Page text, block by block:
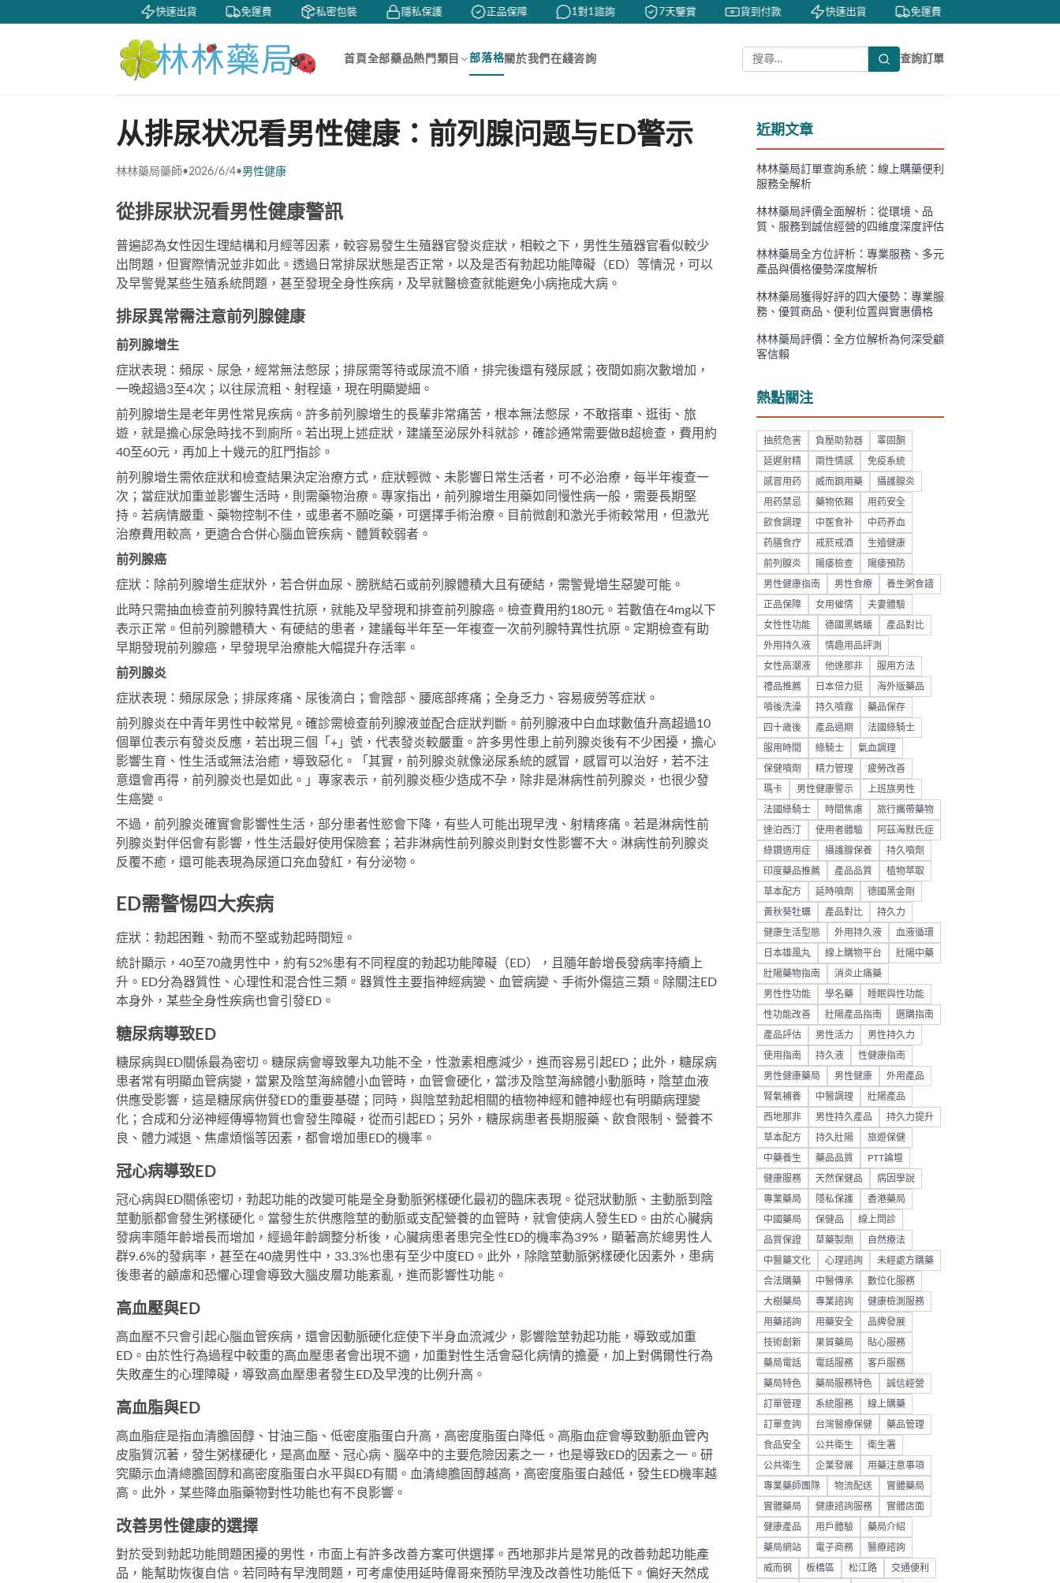
快速出貨 免運費 私密包裝 隱私保護 正品保障 1對1諮詢 7天鑒賞 貨到付款 快速出貨 免運費
首頁全部藥品熱門類目 部落格關於我們在綫咨詢 查詢訂單
从排尿状况看男性健康：前列腺问题与ED警示
林林藥局藥師•2026/6/4•男性健康
從排尿狀況看男性健康警訊
普遍認為女性因生理結構和月經等因素，較容易發生生殖器官發炎症狀，相較之下，男性生殖器官看似較少
出問題，但實際情況並非如此。透過日常排尿狀態是否正常，以及是否有勃起功能障礙（ED）等情況，可以
及早警覺某些生殖系統問題，甚至發現全身性疾病，及早就醫檢查就能避免小病拖成大病。
排尿異常需注意前列腺健康
前列腺增生
症狀表現：頻尿、尿急，經常無法憋尿；排尿需等待或尿流不順，排完後還有殘尿感；夜間如廁次數增加，
一晚超過3至4次；以往尿流粗、射程遠，現在明顯變細。
前列腺增生是老年男性常見疾病。許多前列腺增生的長輩非常痛苦，根本無法憋尿，不敢搭車、逛街、旅
遊，就是擔心尿急時找不到廁所。若出現上述症狀，建議至泌尿外科就診，確診通常需要做B超檢查，費用約
40至60元，再加上十幾元的肛門指診。
前列腺增生需依症狀和檢查結果決定治療方式，症狀輕微、未影響日常生活者，可不必治療，每半年複查一
次；當症狀加重並影響生活時，則需藥物治療。專家指出，前列腺增生用藥如同慢性病一般，需要長期堅
持。若病情嚴重、藥物控制不佳，或患者不願吃藥，可選擇手術治療。目前微創和激光手術較常用，但激光
治療費用較高，更適合合併心腦血管疾病、體質較弱者。
前列腺癌
症狀：除前列腺增生症狀外，若合併血尿、膀胱結石或前列腺體積大且有硬結，需警覺增生惡變可能。
此時只需抽血檢查前列腺特異性抗原，就能及早發現和排查前列腺癌。檢查費用約180元。若數值在4mg以下
表示正常。但前列腺體積大、有硬結的患者，建議每半年至一年複查一次前列腺特異性抗原。定期檢查有助
早期發現前列腺癌，早發現早治療能大幅提升存活率。
前列腺炎
症狀表現：頻尿尿急；排尿疼痛、尿後滴白；會陰部、腰底部疼痛；全身乏力、容易疲勞等症狀。
前列腺炎在中青年男性中較常見。確診需檢查前列腺液並配合症狀判斷。前列腺液中白血球數值升高超過10
個單位表示有發炎反應，若出現三個「+」號，代表發炎較嚴重。許多男性患上前列腺炎後有不少困擾，擔心
影響生育、性生活或無法治癒，導致惡化。「其實，前列腺炎就像泌尿系統的感冒，感冒可以治好，若不注
意還會再得，前列腺炎也是如此。」專家表示，前列腺炎極少造成不孕，除非是淋病性前列腺炎，也很少發
生癌變。
不過，前列腺炎確實會影響性生活，部分患者性慾會下降，有些人可能出現早洩、射精疼痛。若是淋病性前
列腺炎對伴侶會有影響，性生活最好使用保險套；若非淋病性前列腺炎則對女性影響不大。淋病性前列腺炎
反覆不癒，還可能表現為尿道口充血發紅，有分泌物。
ED需警惕四大疾病
症狀：勃起困難、勃而不堅或勃起時間短。
統計顯示，40至70歲男性中，約有52%患有不同程度的勃起功能障礙（ED），且隨年齡增長發病率持續上
升。ED分為器質性、心理性和混合性三類。器質性主要指神經病變、血管病變、手術外傷這三類。除關注ED
本身外，某些全身性疾病也會引發ED。
糖尿病導致ED
糖尿病與ED關係最為密切。糖尿病會導致睾丸功能不全，性激素相應減少，進而容易引起ED；此外，糖尿病
患者常有明顯血管病變，當累及陰莖海綿體小血管時，血管會硬化，當涉及陰莖海綿體小動脈時，陰莖血液
供應受影響，這是糖尿病併發ED的重要基礎；同時，與陰莖勃起相關的植物神經和體神經也有明顯病理變
化；合成和分泌神經傳導物質也會發生障礙，從而引起ED；另外，糖尿病患者長期服藥、飲食限制、營養不
良、體力減退、焦慮煩惱等因素，都會增加患ED的機率。
冠心病導致ED
冠心病與ED關係密切，勃起功能的改變可能是全身動脈粥樣硬化最初的臨床表現。從冠狀動脈、主動脈到陰
莖動脈都會發生粥樣硬化。當發生於供應陰莖的動脈或支配營養的血管時，就會使病人發生ED。由於心臟病
發病率隨年齡增長而增加，經過年齡調整分析後，心臟病患者患完全性ED的機率為39%，顯著高於總男性人
群9.6%的發病率，甚至在40歲男性中，33.3%也患有至少中度ED。此外，除陰莖動脈粥樣硬化因素外，患病
後患者的顧慮和恐懼心理會導致大腦皮層功能紊亂，進而影響性功能。
高血壓與ED
高血壓不只會引起心腦血管疾病，還會因動脈硬化症使下半身血流減少，影響陰莖勃起功能，導致或加重
ED。由於性行為過程中較重的高血壓患者會出現不適，加重對性生活會惡化病情的擔憂，加上對偶爾性行為
失敗產生的心理障礙，導致高血壓患者發生ED及早洩的比例升高。
高血脂與ED
高血脂症是指血清膽固醇、甘油三酯、低密度脂蛋白升高，高密度脂蛋白降低。高脂血症會導致動脈血管內
皮脂質沉著，發生粥樣硬化，是高血壓、冠心病、腦卒中的主要危險因素之一，也是導致ED的因素之一。研
究顯示血清總膽固醇和高密度脂蛋白水平與ED有關。血清總膽固醇越高，高密度脂蛋白越低，發生ED機率越
高。此外，某些降血脂藥物對性功能也有不良影響。
改善男性健康的選擇
對於受到勃起功能問題困擾的男性，市面上有許多改善方案可供選擇。 西地那非片是常見的改善勃起功能產
品，能幫助恢復自信。若同時有早洩問題，可考慮使用 延時偉哥來預防早洩及改善性功能低下。偏好天然成
近期文章
林林藥局訂單查詢系統：線上購藥便利
服務全解析
林林藥局評價全面解析：從環境、品
質、服務到誠信經營的四維度深度評估
林林藥局全方位評析：專業服務、多元
產品與價格優勢深度解析
林林藥局獲得好評的四大優勢：專業服
務、優質商品、便利位置與實惠價格
林林藥局評價：全方位解析為何深受顧
客信賴
熱點關注
抽菸危害 負壓助勃器 睪固酮
延遲射精 兩性情感 免疫系統
感冒用药 威而鋼用藥 攝護腺炎
用药禁忌 藥物依賴 用药安全
飲食調理 中医食补 中药养血
药膳食疗 戒菸戒酒 生殖健康
前列腺炎 陽痿檢查 陽痿預防
男性健康指南 男性食療 養生粥食譜
正品保障 女用催情 夫妻體驗
女性性功能 德國黑螞蟻 產品對比
外用持久液 情趣用品評測
女性高潮液 他達那非 服用方法
禮品推薦 日本倍力挺 海外版藥品
噴後洗澡 持久噴霧 藥品保存
四十歲後 產品過期 法國綠騎士
服用時間 綠騎士 氣血調理
保健噴劑 精力管理 疲勞改善
瑪卡 男性健康警示 上班族男性
法國綠騎士 時間焦慮 旅行攜帶藥物
達泊西汀 使用者體驗 阿茲海默氏症
綠鑽適用症 攝護腺保養 持久噴劑
印度藥品推薦 產品品質 植物萃取
草本配方 延時噴劑 德國黑金剛
黃秋葵牡蠣 產品對比 持久力
健康生活型態 外用持久液 血液循環
日本雄風丸 線上購物平台 壯陽中藥
壯陽藥物指南 消炎止痛藥
男性性功能 學名藥 睡眠與性功能
性功能改善 壯陽產品指南 選購指南
產品評估 男性活力 男性持久力
使用指南 持久液 性健康指南
男性健康藥局 男性健康 外用產品
腎氣補養 中醫調理 壯陽產品
西地那非 男性持久產品 持久力提升
草本配方 持久壯陽 旅遊保健
中藥養生 藥品品質 PTT論壇
健康服務 天然保健品 病因學說
專業藥局 隱私保護 香港藥局
中國藥局 保健品 線上問診
品質保證 草藥製劑 自然療法
中醫藥文化 心理諮詢 未經處方購藥
合法購藥 中醫傳承 數位化服務
大樹藥局 專業諮詢 健康檢測服務
用藥諮詢 用藥安全 品牌發展
技術創新 果貿藥局 貼心服務
藥局電話 電話服務 客戶服務
藥局特色 藥局服務特色 誠信經營
訂單管理 系統服務 線上購藥
訂單查詢 台灣醫療保健 藥品管理
食品安全 公共衛生 衛生署
公共衛生 企業發展 用藥注意事項
專業藥師團隊 物流配送 實體藥局
實體藥局 健康諮詢服務 實體店面
健康產品 用戶體驗 藥局介紹
藥局網站 電子商務 醫療諮詢
威而钢 板橋區 松江路 交通便利